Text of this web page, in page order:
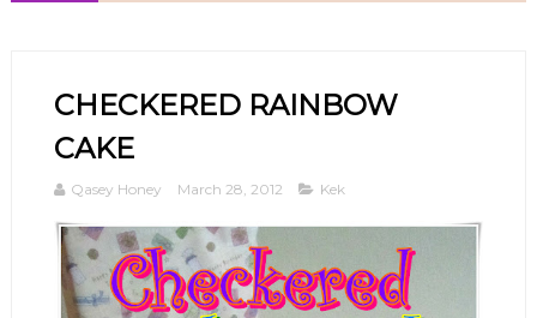
CHECKERED RAINBOW
CAKE
Qasey Honey March 28, 2012 Kek